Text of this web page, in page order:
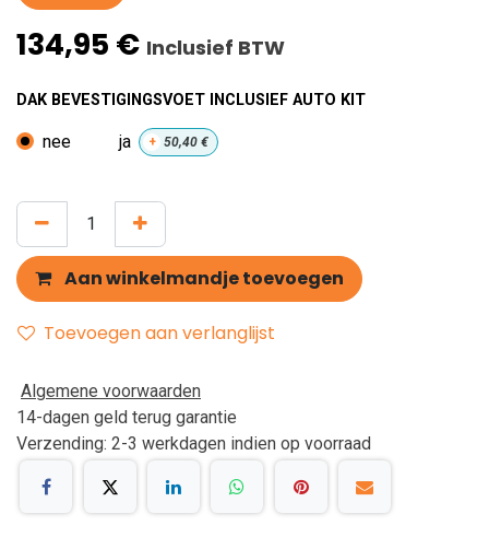
134,95 € Inclusief BTW
DAK BEVESTIGINGSVOET INCLUSIEF AUTO KIT
nee ja + 50,40 €
Aan winkelmandje toevoegen
Toevoegen aan verlanglijst
Algemene voorwaarden
14-dagen geld terug garantie
Verzending: 2-3 werkdagen indien op voorraad